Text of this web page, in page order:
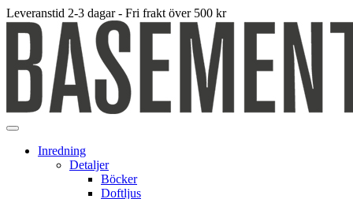
Leveranstid 2-3 dagar - Fri frakt över 500 kr
Inredning
Detaljer
Böcker
Doftljus